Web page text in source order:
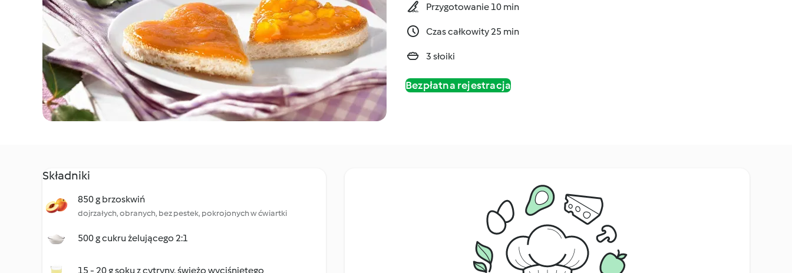
Przygotowanie 10 min
Czas całkowity 25 min
3 słoiki
Bezpłatna rejestracja
Składniki
850 g brzoskwiń
dojrzałych, obranych, bez pestek, pokrojonych w ćwiartki
500 g cukru żelującego 2:1
15 - 20 g soku z cytryny, świeżo wyciśniętego